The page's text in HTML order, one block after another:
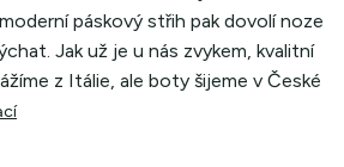
páskový střih pak dovolí noze
Jak už je u nás zvykem, kvalitní
z Itálie, ale boty šijeme v České